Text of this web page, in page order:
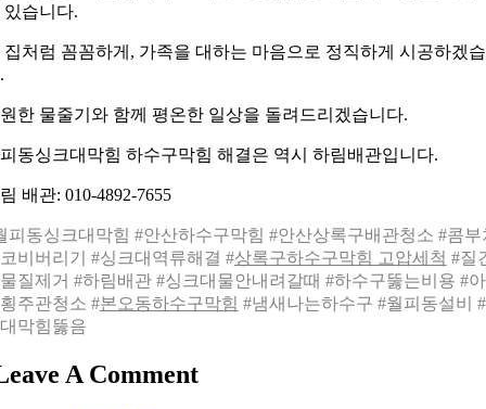
있습니다.
집처럼 꼼꼼하게, 가족을 대하는 마음으로 정직하게 시공하겠
한 물줄기와 함께 평온한 일상을 돌려드리겠습니다.
동싱크대막힘 하수구막힘 해결은 역시 하림배관입니다.
배관: 010-4892-7655
피동싱크대막힘 #안산하수구막힘 #안산상록구배관청소 #콤부
비버리기 #싱크대역류해결 #상록구하수구막힘 고압세척 #질
질제거 #하림배관 #싱크대물안내려갈때 #하수구뚫는비용 #
주관청소 #본오동하수구막힘 #냄새나는하수구 #월피동설비
막힘뚫음
A Comment